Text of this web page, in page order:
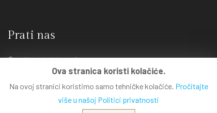
Prati nas
Kako doći do nas?
Ova stranica koristi kolačiće.
Na ovoj stranici koristimo samo tehničke kolačiće. Pročitajte
više u našoj Politici privatnosti